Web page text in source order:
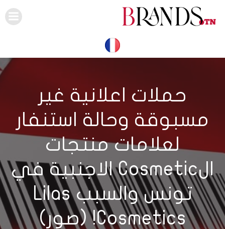
حملات اعلانية غير
مسبوقة وحالة استنفار
لعلامات منتجات
الCosmetic الاجنبية في
تونس والسبب Lilas
Cosmetics! (صور)